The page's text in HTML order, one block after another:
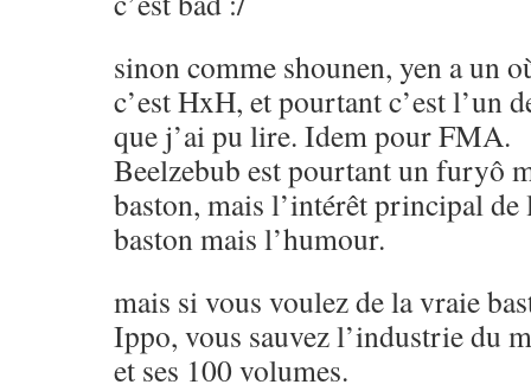
sinon comme shounen, yen a un
c’est HxH, et pourtant c’est l’un
que j’ai pu lire. Idem pour FMA.
Beelzebub est pourtant un furyô
baston, mais l’intérêt principal de
baston mais l’humour.
mais si vous voulez de la vraie
Ippo, vous sauvez l’industrie du
et ses 100 volumes.